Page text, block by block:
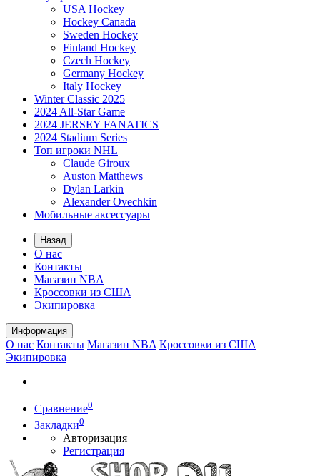
USA Hockey
Hockey Canada
Sweden Hockey
Finland Hockey
Czech Hockey
Germany Hockey
Italy Hockey
Winter Classic 2025
2024 All-Star Game
2024 JERSEY FANATICS
2024 Stadium Series
Топ игроки NHL
Claude Giroux
Auston Matthews
Dylan Larkin
Alexander Ovechkin
Мобильные аксессуары
Назад
О нас
Контакты
Магазин NBA
Кроссовки из США
Экипировка
Информация
О нас Контакты Магазин NBA Кроссовки из США
Экипировка
Сравнение0
Закладки0
Авторизация
Регистрация